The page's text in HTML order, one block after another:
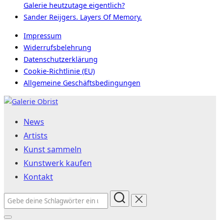
Galerie heutzutage eigentlich?
Sander Reijgers. Layers Of Memory.
Impressum
Widerrufsbelehrung
Datenschutzerklärung
Cookie-Richtlinie (EU)
Allgemeine Geschäftsbedingungen
Zum
springenNews
Artists
Kunst sammeln
Kunstwerk kaufen
Kontakt
Suchen
nach: